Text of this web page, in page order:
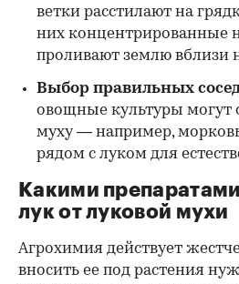
ветки расстилают на
них концентрированные
проливают землю вблизи
Выбор правильных
овощные культуры могут
муху — например,
рядом с луком для
Какими
лук от луковой мухи
Агрохимия действует
вносить ее под растения